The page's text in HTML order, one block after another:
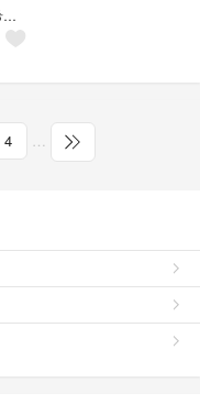
BULOVA 新品同様 希少 クロノグラフ 98A141 シルバー メンズ
4